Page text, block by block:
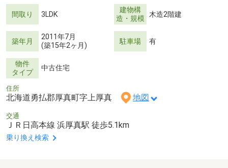
間取り 3LDK
建物構
造・規模 木造2階建
築年月
2011年7月
(築15年2ヶ月)
駐車場 有
物件
タイプ
中古住宅
住所
北海道勇払郡厚真町字上厚真 地図
交通
ＪＲ日高本線 浜厚真駅 徒歩5.1km
乗り換え検索